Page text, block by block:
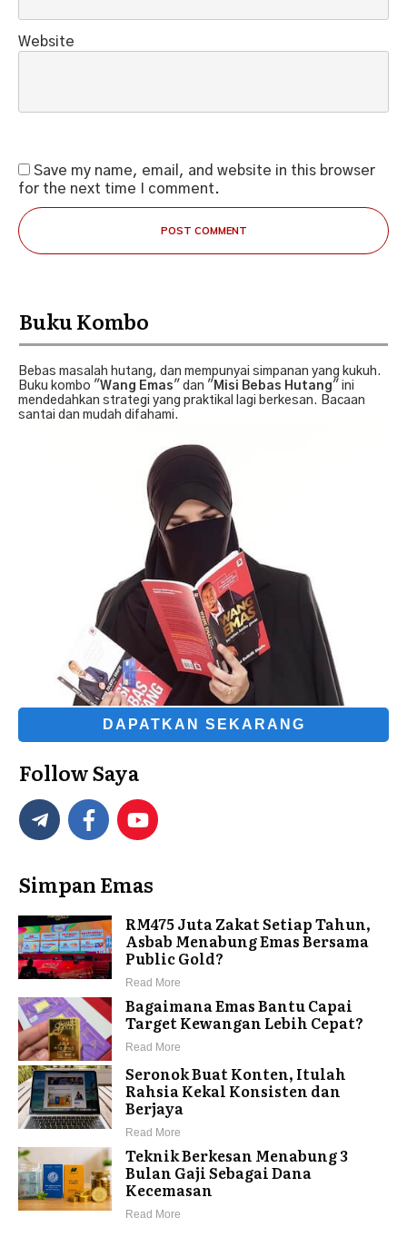
Website
Save my name, email, and website in this browser
for the next time I comment.
POST COMMENT
Buku Kombo
Bebas masalah hutang, dan mempunyai simpanan yang kukuh.
Buku kombo "Wang Emas" dan " Misi Bebas Hutang" ini
mendedahkan strategi yang praktikal lagi berkesan. Bacaan
santai dan mudah difahami.
DAPATKAN SEKARANG
Follow Saya
Simpan Emas
RM475 Juta Zakat Setiap Tahun,
Asbab Menabung Emas Bersama
Public Gold?
Read More
Bagaimana Emas Bantu Capai
Target Kewangan Lebih Cepat?
Read More
Seronok Buat Konten, Itulah
Rahsia Kekal Konsisten dan
Berjaya
Read More
Teknik Berkesan Menabung 3
Bulan Gaji Sebagai Dana
Kecemasan
Read More